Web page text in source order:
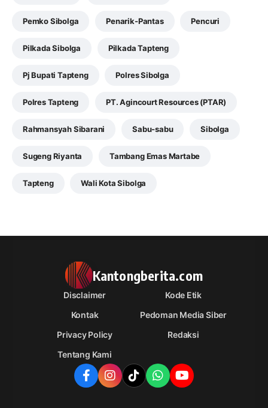
Pemko Sibolga Penarik-Pantas Pencuri
Pilkada Sibolga Pilkada Tapteng
Pj Bupati Tapteng Polres Sibolga
Polres Tapteng PT. Agincourt Resources (PTAR)
Rahmansyah Sibarani Sabu-sabu Sibolga
Sugeng Riyanta Tambang Emas Martabe
Tapteng Wali Kota Sibolga
Kantongberita.com
Disclaimer
Kode Etik
Kontak
Pedoman Media Siber
Privacy Policy
Redaksi
Tentang Kami